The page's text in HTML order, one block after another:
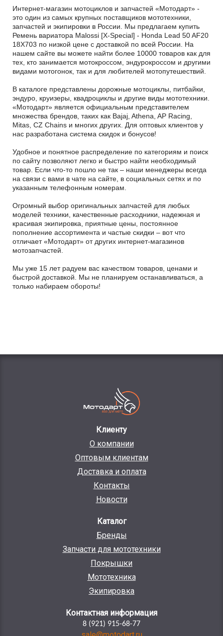
Интернет-магазин мотоциклов и запчастей «Мотодарт» -
это один из самых крупных поставщиков мототехники,
запчастей и экипировки в России. Мы предлагаем купить
Ремень вариатора Malossi [X-Special] - Honda Lead 50 AF20
18X703 по низкой цене с доставкой по всей России. На
нашем сайте вы можете найти более 10000 товаров как для
тех, кто занимается мотокроссом, эндурокроссом и другими
видами мотогонок, так и для любителей мотопутешествий.
В каталоге представлены дорожные мотоциклы, питбайки,
эндуро, круизеры, квадроциклы и другие виды мототехники.
«Мотодарт» является официальным представителем
множества брендов, таких как Bajaj, Athena, AP Racing,
Mitas, CZ Chains и многих других. Для оптовых клиентов у
нас разработана система скидок и бонусов!
Удобное и понятное распределение по категориям и поиск
по сайту позволяют легко и быстро найти необходимый
товар. Если что-то пошло не так – наши менеджеры всегда
на связи с вами в чате на сайте, в социальных сетях и по
указанным телефонным номерам.
Огромный выбор оригинальных запчастей для любых
моделей техники, качественные расходники, надежная и
красивая экипировка, приятные цены, постоянное
пополнение ассортимента и частые скидки – вот что
отличает «Мотодарт» от других интернет-магазинов
мотозапчастей.
Мы уже 15 лет радуем вас качеством товаров, ценами и
быстрой доставкой. Мы не планируем останавливаться, а
только набираем обороты!
Клиенту
О компании
Оптовым клиентам
Доставка и оплата
Контакты
Новости
Каталог
Бренды
Запчасти для мототехники
Покрышки
Мототехника
Экипировка
Контактная информация
8 (921) 915-68-77